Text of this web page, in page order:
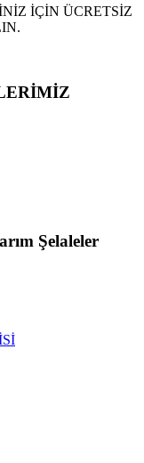
İÇİN ÜCRETSİZ
Şelaleler